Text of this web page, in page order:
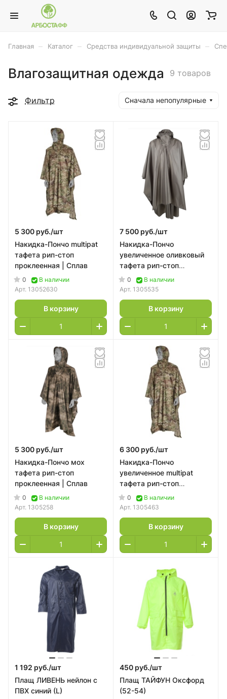
Главная Каталог Средства индивидуальной защиты
Влагозащитная одежда 9 товаров
Фильтр Сначала непопулярные
5 300 руб./шт
Накидка-Пончо multipat
тафета рип-стоп
проклеенная | Сплав
0
В наличии
Арт. 13052630
В корзину
7 500 руб./шт
Накидка-Пончо
увеличенное оливковый
тафета рип-стоп
проклеенная | Сплав
0
В наличии
Арт. 1305535
В корзину
5 300 руб./шт
Накидка-Пончо мох
тафета рип-стоп
проклеенная | Сплав
0
В наличии
Арт. 1305258
В корзину
6 300 руб./шт
Накидка-Пончо
увеличенное multipat
тафета рип-стоп
проклеенная | Сплав
0
В наличии
Арт. 1305463
В корзину
1 192 руб./шт
Плащ ЛИВЕНЬ нейлон с
ПВХ синий (L)
450 руб./шт
Плащ ТАЙФУН Оксфорд
(52-54)